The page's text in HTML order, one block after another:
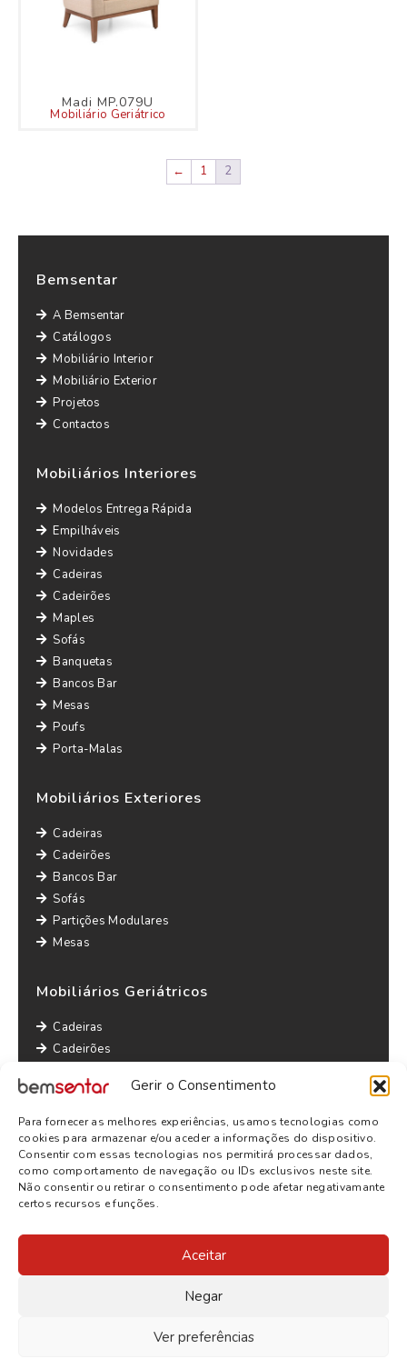
Gerir o Consentimento
Para fornecer as melhores experiências, usamos tecnologias como
cookies para armazenar e/ou aceder a informações do dispositivo.
Consentir com essas tecnologias nos permitirá processar dados,
como comportamento de navegação ou IDs exclusivos neste site.
Não consentir ou retirar o consentimento pode afetar negativamante
certos recursos e funções.
Aceitar
Negar
Ver preferências
Madi MP.079U
Mobiliário Geriátrico
← 1 2
Bemsentar
A Bemsentar
Catálogos
Mobiliário Interior
Mobiliário Exterior
Projetos
Contactos
Mobiliários Interiores
Modelos Entrega Rápida
Empilháveis
Novidades
Cadeiras
Cadeirões
Maples
Sofás
Banquetas
Bancos Bar
Mesas
Poufs
Porta-Malas
Mobiliários Exteriores
Cadeiras
Cadeirões
Bancos Bar
Sofás
Partições Modulares
Mesas
Mobiliários Geriátricos
Cadeiras
Cadeirões
Sofás
Outras informações
Política de Privacidade
Termos e Condições